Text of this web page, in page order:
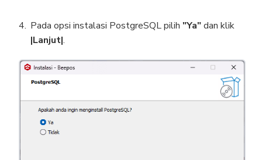
Pada opsi instalasi PostgreSQL pilih "Ya"dan klik
|Lanjut|.